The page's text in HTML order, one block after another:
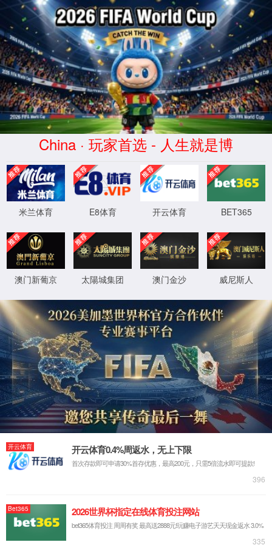
7790集团(中国区)有限公司
官网
4
0
OH!
Sorry! 找不到页面
联系电话：130-7261-0820